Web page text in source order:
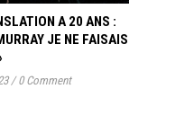
A 20 ANS :
JE NE FAISAIS
/ 0 Comment